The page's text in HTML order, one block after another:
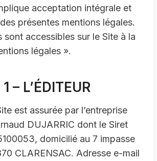
acceptation intégrale et
présentes mentions légales.
sont accessibles sur le Site à la
légales ».
– L’ÉDITEUR
est assurée par l’entreprise
DUJARRIC dont le Siret
domicilié au 7 impasse
CLARENSAC. Adresse e-mail